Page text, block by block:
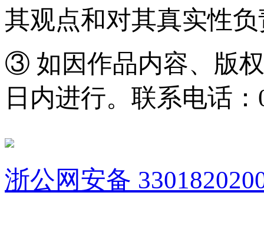
其观点和对其真实性
③ 如因作品内容、版
日内进行。联系电话：
浙公网安备